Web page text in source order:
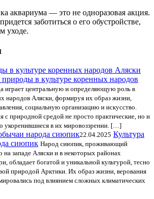
аквариума — это не одноразовая акция.
заботиться о его обустройстве,
уходе.
природы в культуре коренных народов
играет центральную и определяющую роль в
народов Аляски, формируя их образ жизни,
социальную организацию и искусство.
с природной средой не просто практические, но и
укоренившиеся в их мировоззрении. […]
22.04.2025 Культура
сиюпик Народ сиюпик, проживающий
на западе Аляски и в некоторых районах
обладает богатой и уникальной культурой, тесно
природой Арктики. Их образ жизни, верования
под влиянием сложных климатических